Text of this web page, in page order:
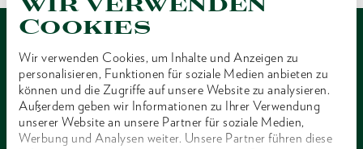
Cookies
Wir verwenden Cookies, um Inhalte und Anzeigen zu
personalisieren, Funktionen für soziale Medien anbieten zu
können und die Zugriffe auf unsere Website zu analysieren.
Außerdem geben wir Informationen zu Ihrer Verwendung
unserer Website an unsere Partner für soziale Medien,
Werbung und Analysen weiter. Unsere Partner führen diese
Kontakt